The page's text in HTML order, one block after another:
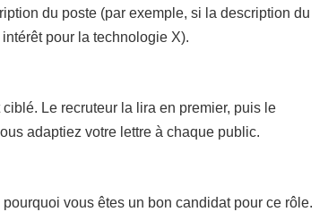
du poste (par exemple, si la description du
pour la technologie X).
Le recruteur la lira en premier, puis le
adaptiez votre lettre à chaque public.
vous êtes un bon candidat pour ce rôle.